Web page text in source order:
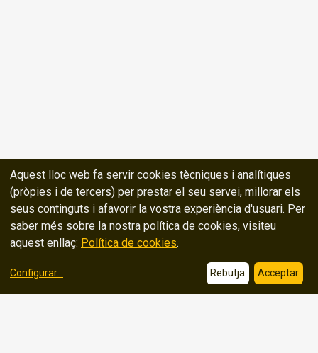
Aquest lloc web fa servir cookies tècniques i analítiques
(pròpies i de tercers) per prestar el seu servei, millorar els
seus continguts i afavorir la vostra experiència d'usuari. Per
saber més sobre la nostra política de cookies, visiteu
aquest enllaç: Política de cookies.
Configurar... Rebutja Acceptar